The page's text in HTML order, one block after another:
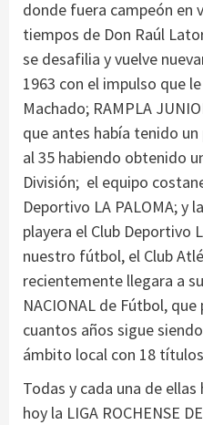
donde fuera campeón en
tiempos de Don Raúl
se desafilia y vuelve
1963 con el impulso que
Machado; RAMPLA
que antes había tenido
al 35 habiendo obtenido
División; el equipo
Deportivo LA PALOMA; y
playera el Club Deportivo
nuestro fútbol, el Club
recientemente llegara a
NACIONAL de Fútbol,
cuantos años sigue
ámbito local con 18
Todas y cada una de
hoy la LIGA ROCHENSE